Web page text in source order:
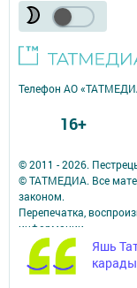
Яшь
© 2011 - 2026.
© ТАТМЕДИА. Все
законом.
Перепечатка,
информации,
размещенной на
редакций СМИ.
При поддержке
Телефон АО
16+